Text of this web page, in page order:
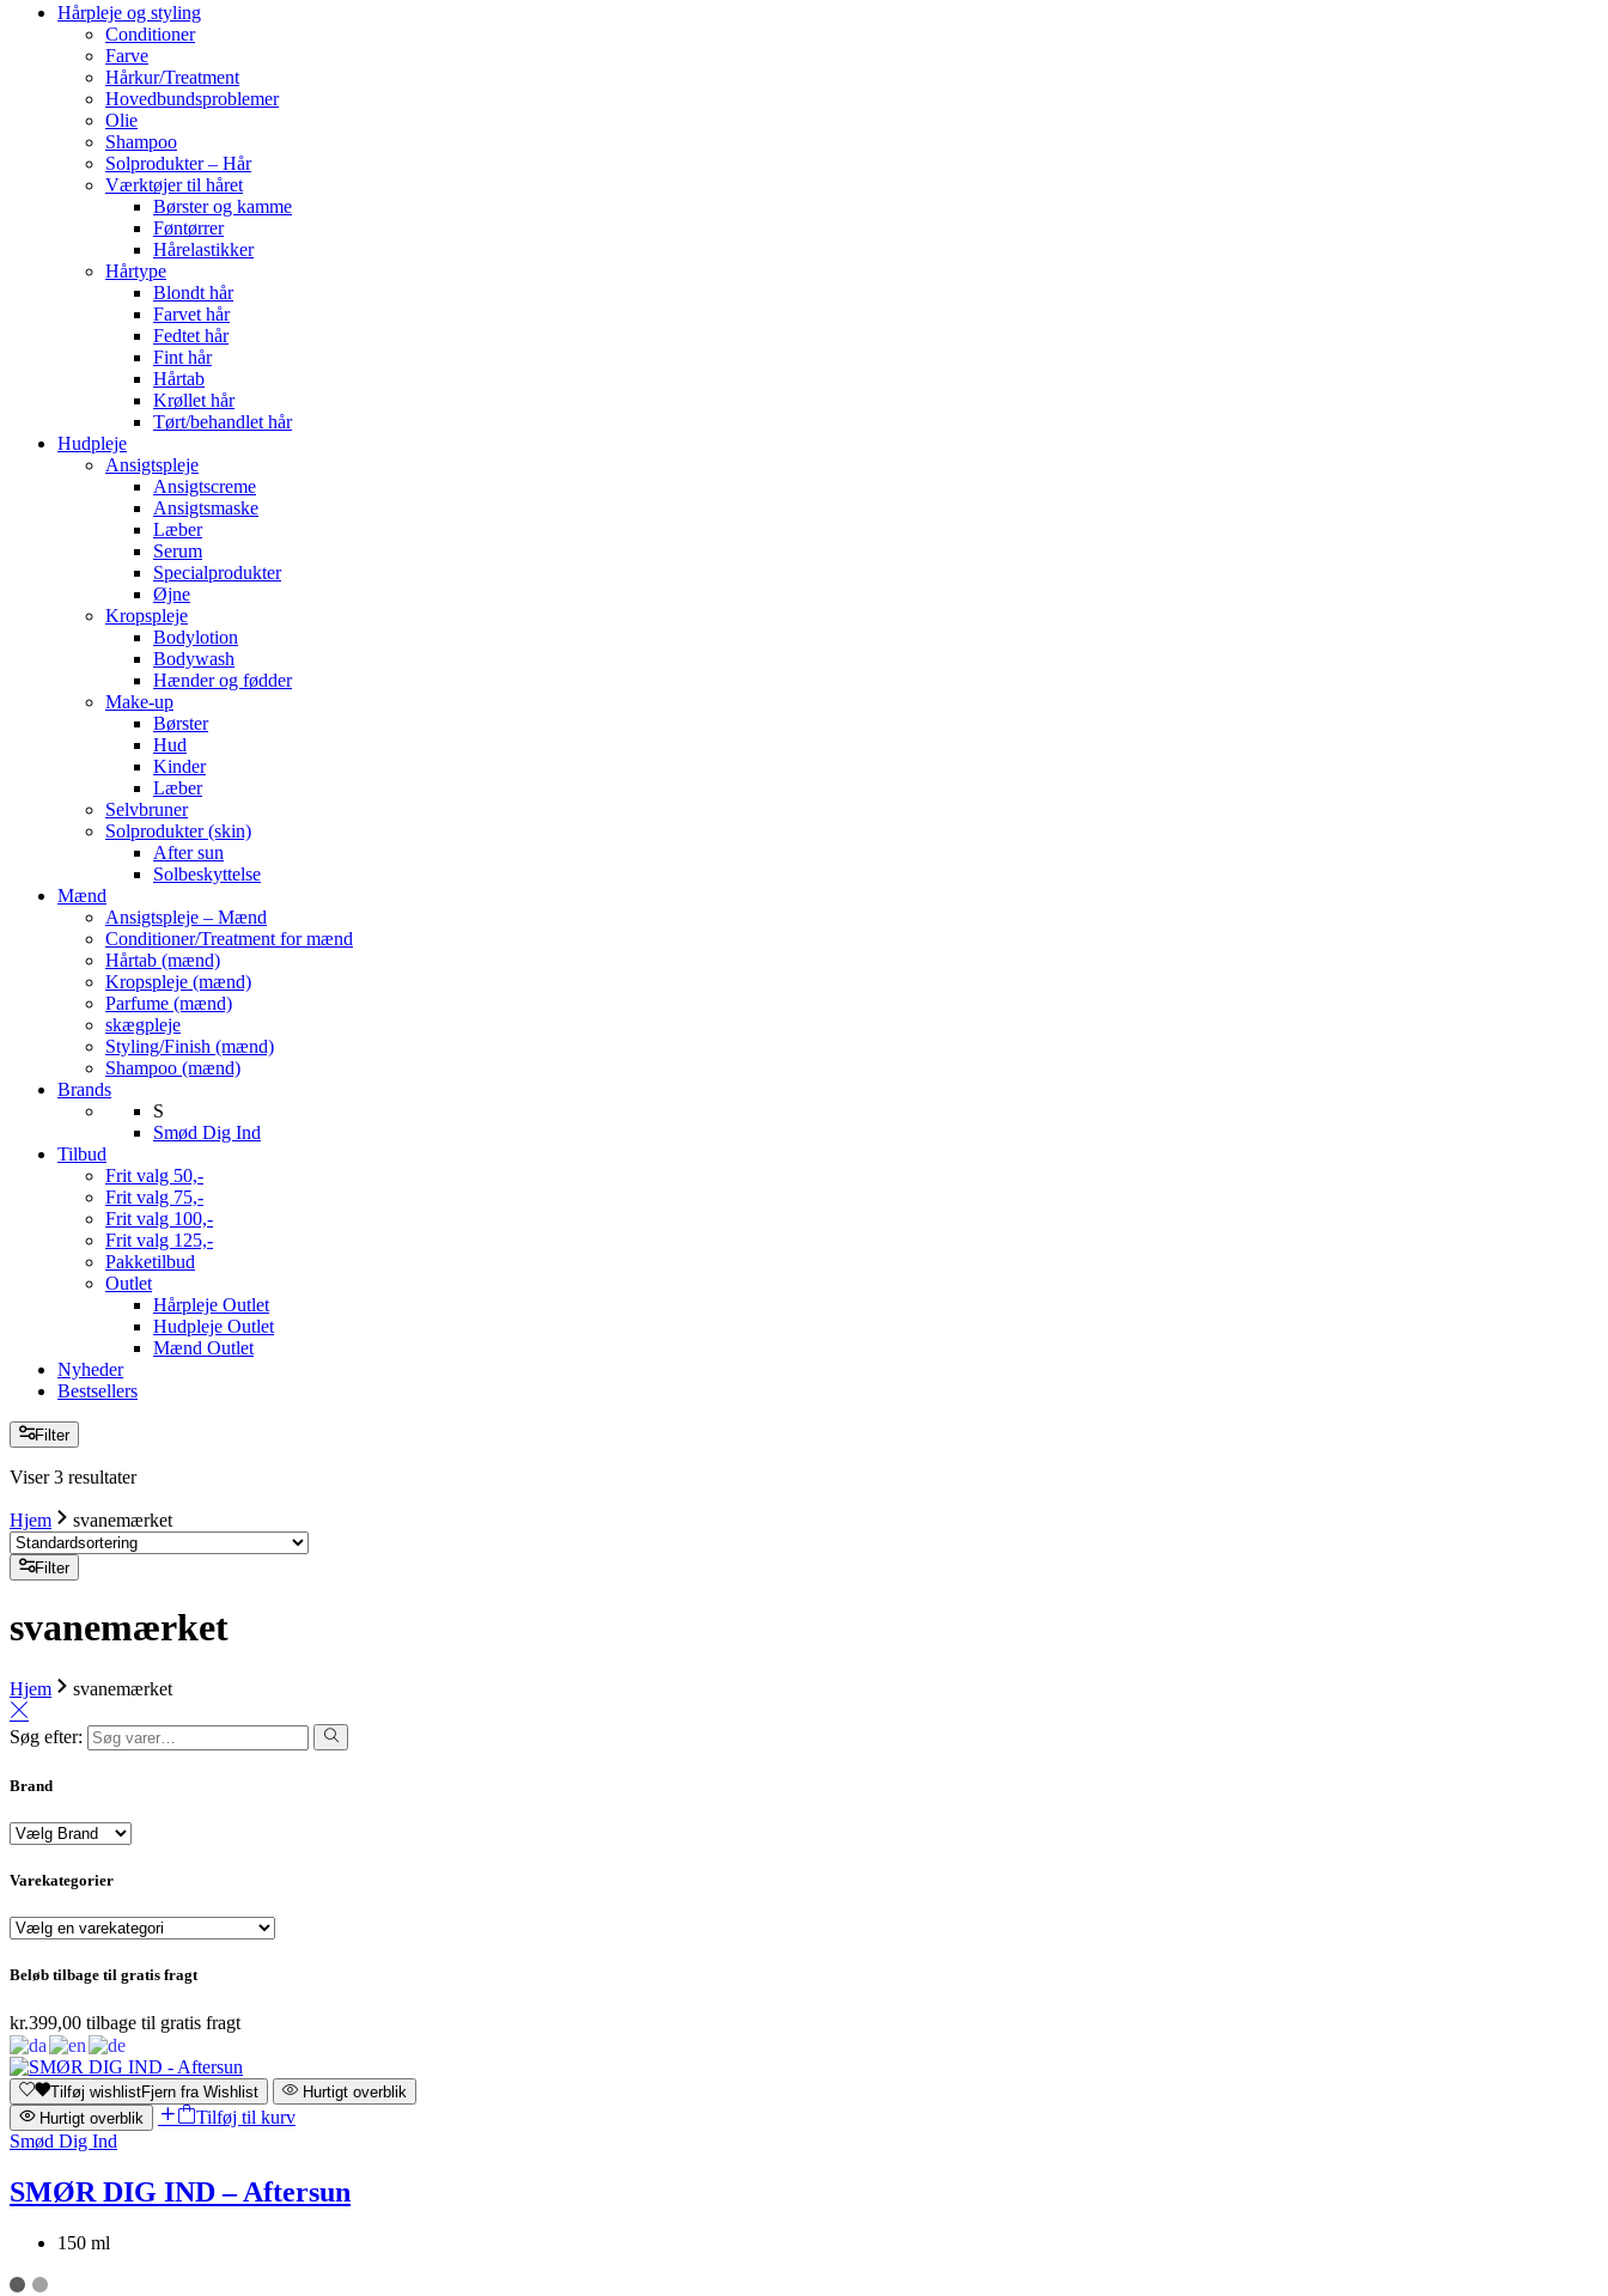
Hårpleje og styling
Conditioner
Farve
Hårkur/Treatment
Hovedbundsproblemer
Olie
Shampoo
Solprodukter – Hår
Værktøjer til håret
Børster og kamme
Føntørrer
Hårelastikker
Hårtype
Blondt hår
Farvet hår
Fedtet hår
Fint hår
Hårtab
Krøllet hår
Tørt/behandlet hår
Hudpleje
Ansigtspleje
Ansigtscreme
Ansigtsmaske
Læber
Serum
Specialprodukter
Øjne
Kropspleje
Bodylotion
Bodywash
Hænder og fødder
Make-up
Børster
Hud
Kinder
Læber
Selvbruner
Solprodukter (skin)
After sun
Solbeskyttelse
Mænd
Ansigtspleje – Mænd
Conditioner/Treatment for mænd
Hårtab (mænd)
Kropspleje (mænd)
Parfume (mænd)
skægpleje
Styling/Finish (mænd)
Shampoo (mænd)
Brands
S
Smød Dig Ind
Tilbud
Frit valg 50,-
Frit valg 75,-
Frit valg 100,-
Frit valg 125,-
Pakketilbud
Outlet
Hårpleje Outlet
Hudpleje Outlet
Mænd Outlet
Nyheder
Bestsellers
Filter
Viser 3 resultater
Hjem svanemærket
Filter
svanemærket
Hjem svanemærket
Søg efter:
Brand
Varekategorier
Beløb tilbage til gratis fragt
kr.399,00 tilbage til gratis fragt
Tilføj wishlistFjern fra Wishlist
Hurtigt overblik
Hurtigt overblik
Tilføj til kurv
Smød Dig Ind
SMØR DIG IND – Aftersun
150 ml